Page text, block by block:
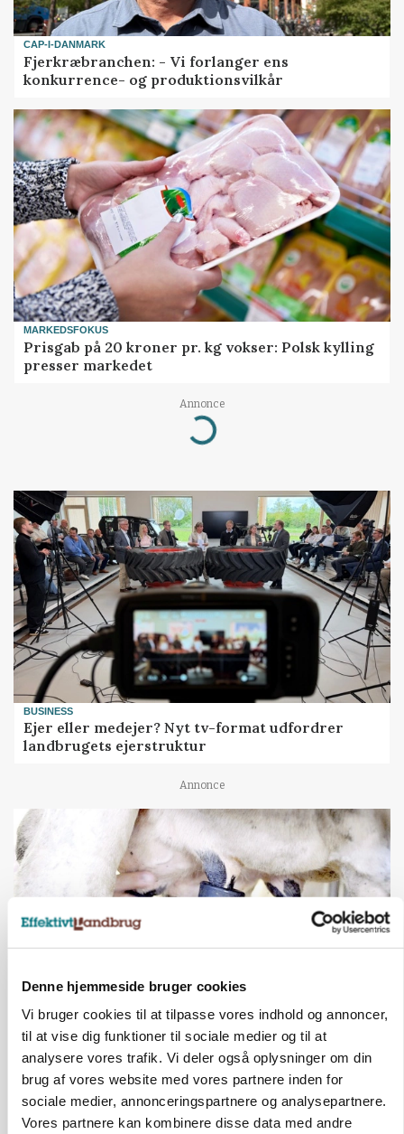
Denne hjemmeside bruger cookies
Vi bruger cookies til at tilpasse vores indhold og annoncer,
til at vise dig funktioner til sociale medier og til at
analysere vores trafik. Vi deler også oplysninger om din
brug af vores website med vores partnere inden for
sociale medier, annonceringspartnere og analysepartnere.
Vores partnere kan kombinere disse data med andre
CAP-I-DANMARK
Fjerkræbranchen: - Vi forlanger ens
konkurrence- og produktionsvilkår
MARKEDSFOKUS
Prisgab på 20 kroner pr. kg vokser: Polsk kylling
presser markedet
Annonce
Loading...
BUSINESS
Ejer eller medejer? Nyt tv-format udfordrer
landbrugets ejerstruktur
Annonce
MARKED
Russisk mælkepris dykker 23 procent
Annonce
BUSINESS